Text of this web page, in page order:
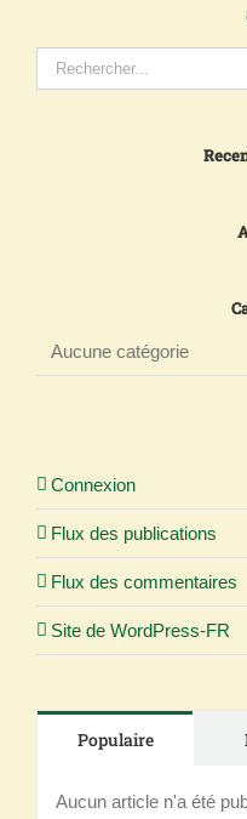
Rechercher:
Aucune catégorie
Connexion
Flux des publications
Flux des commentaires
Site de WordPress-FR
Populaire
Aucun article n'a été